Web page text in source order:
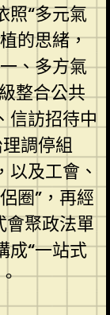
照“多元氣
的思緒，
、多方氣
整合公共
信訪招待中
調停組
及工會、
圈”，再經
會聚政法單
成“一站式